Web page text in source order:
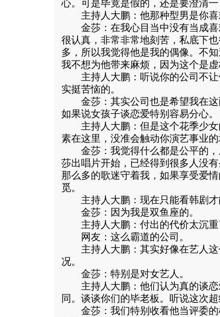
心。可是毕竟是假的，还是要澄清
主持人大鹏：他那种型男是你喜
金莎：在我心目当中没有当成喜
很认真，非常非常地刻苦，私底下
多，所以我觉得他是我的偶像。不
我不想为他带来麻烦，因为这个是
主持人大鹏：听说你的公司不让
实挺苦恼的。
金莎：其实公司也是希望我在这
如果说女孩子谈恋爱特别容易分心。
主持人大鹏：但是这个花季少女
素在这里，没准会触动你演艺事业
金莎：我觉得什么都是公平的，
莎出唱片开始，已经得到很多人没
那么多的歌迷守着我，如果享受爱
觅。
主持人大鹏：现在只能看韩剧才
金莎：因为我是双鱼座的。
主持人大鹏：付出的代价太沉重
网友：这么霸道的公司。
主持人大鹏：其实好像在艺人这
况。
金莎：特别是对女艺人。
主持人大鹏：他们认为真的谈恋
同。谈谈你们的毕老板。听说这次
金莎：我们特别收看他当评委的